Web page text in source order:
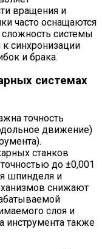
вращения и
часто оснащаются
системы
синхронизации
и брака.
системах
точность
движение)
станков
до ±0,001
шпинделя и
снижают
слоя и
инструмента также